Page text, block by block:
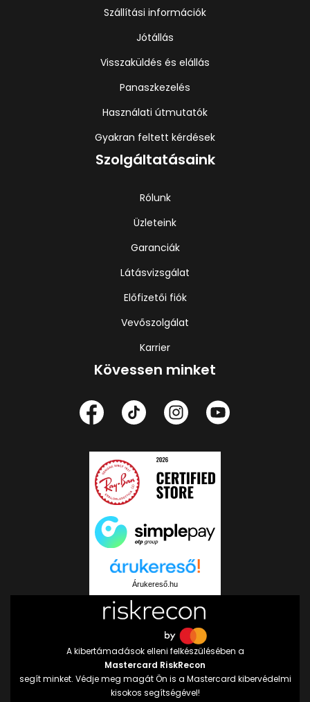
Szállítási információk
Jótállás
Visszaküldés és elállás
Panaszkezelés
Használati útmutatók
Gyakran feltett kérdések
Szolgáltatásaink
Rólunk
Üzleteink
Garanciák
Látásvizsgálat
Előfizetői fiók
Vevőszolgálat
Karrier
Kövessen minket
Árukereső.hu
A kibertámadások elleni felkészülésében a
Mastercard RiskRecon
segít minket. Védje meg magát Ön is a Mastercard kibervédelmi
kisokos segítségével!